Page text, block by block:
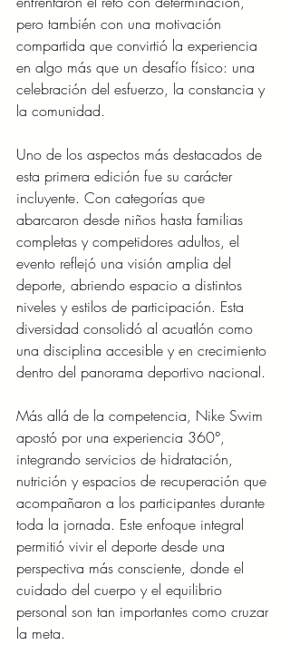
pero también con una motivación
compartida que convirtió la experiencia
en algo más que un desafío físico: una
celebración del esfuerzo, la constancia y
la comunidad.
Uno de los aspectos más destacados de
esta primera edición fue su carácter
incluyente. Con categorías que
abarcaron desde niños hasta familias
completas y competidores adultos, el
evento reflejó una visión amplia del
deporte, abriendo espacio a distintos
niveles y estilos de participación. Esta
diversidad consolidó al acuatlón como
una disciplina accesible y en crecimiento
dentro del panorama deportivo nacional.
Más allá de la competencia, Nike Swim
apostó por una experiencia 360°,
integrando servicios de hidratación,
nutrición y espacios de recuperación que
acompañaron a los participantes durante
toda la jornada. Este enfoque integral
permitió vivir el deporte desde una
perspectiva más consciente, donde el
cuidado del cuerpo y el equilibrio
personal son tan importantes como cruzar
la meta.